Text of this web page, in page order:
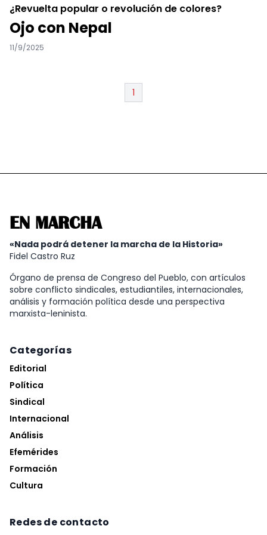
¿Revuelta popular o revolución de colores?
Ojo con Nepal
11/9/2025
1
EN MARCHA
«Nada podrá detener la marcha de la Historia»
Fidel Castro Ruz
Órgano de prensa de Congreso del Pueblo, con artículos
sobre conflicto sindicales, estudiantiles, internacionales,
análisis y formación política desde una perspectiva
marxista-leninista.
Categorías
Editorial
Política
Sindical
Internacional
Análisis
Efemérides
Formación
Cultura
Redes de contacto